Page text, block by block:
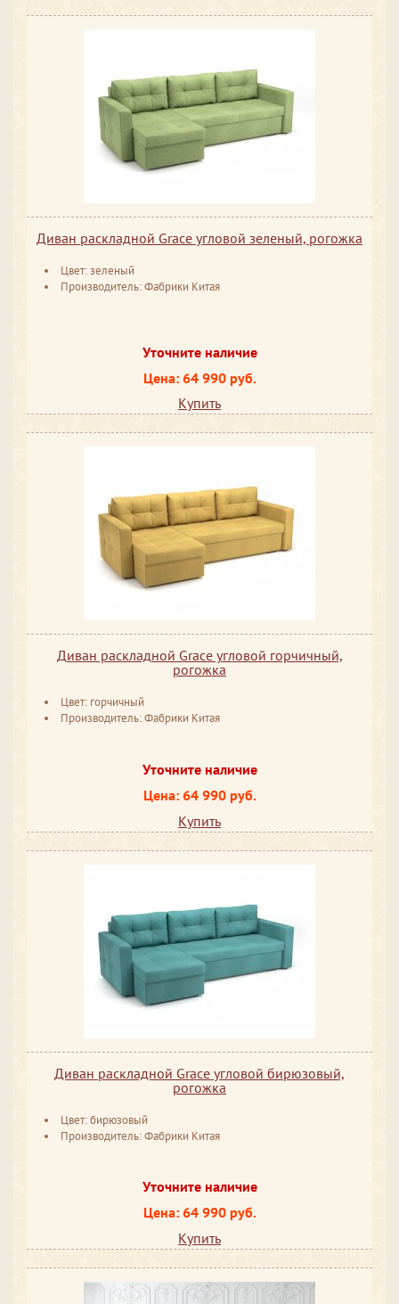
Диван раскладной Grace угловой зеленый, рогожка
Цвет: зеленый
Производитель: Фабрики Китая
Уточните наличие
Цена: 64 990 руб.
Купить
Диван раскладной Grace угловой горчичный,
рогожка
Цвет: горчичный
Производитель: Фабрики Китая
Уточните наличие
Цена: 64 990 руб.
Купить
Диван раскладной Grace угловой бирюзовый,
рогожка
Цвет: бирюзовый
Производитель: Фабрики Китая
Уточните наличие
Цена: 64 990 руб.
Купить